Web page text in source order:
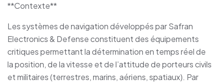
**Contexte**
Les systèmes de navigation développés par Safran
Electronics & Defense constituent des équipements
critiques permettant la détermination en temps réel de
la position, de la vitesse et de l’attitude de porteurs civils
et militaires (terrestres, marins, aériens, spatiaux). Par